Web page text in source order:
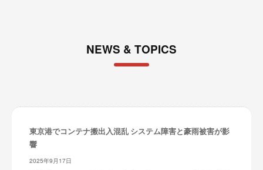
NEWS & TOPICS
東京港でコンテナ搬出入混乱 システム障害と豪雨被害が影
響
2025年9月17日